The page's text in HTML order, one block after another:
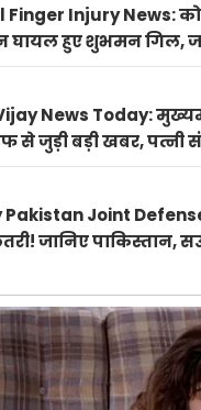
Finger Injury News:
घायल हुए शुभमन गिल,
News Today:
से जुड़ी बड़ी खबर, पत्नी
Joint
जानिए पाकिस्तान,
मायने